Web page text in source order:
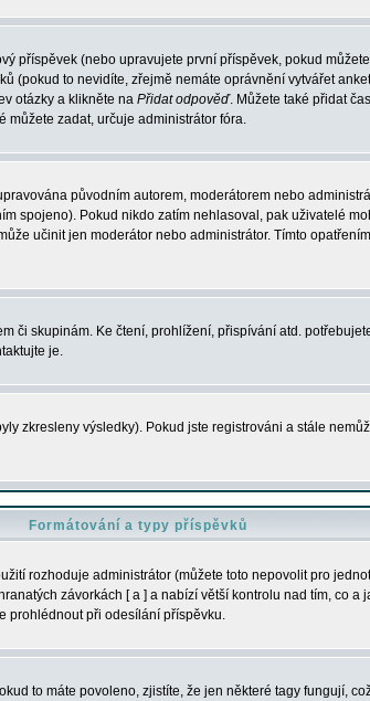
příspěvek (nebo upravujete první příspěvek, pokud
(pokud to nevidíte, zřejmě nemáte oprávnění vytvářet
otázky a klikněte na Přidat odpověď. Můžete také přidat
můžete zadat, určuje administrátor fóra.
původním autorem, moderátorem nebo
spojeno). Pokud nikdo zatím nehlasoval, pak uživatelé
učinit jen moderátor nebo administrátor. Tímto
či skupinám. Ke čtení, prohlížení, přispívání atd.
je.
zkresleny výsledky). Pokud jste registrováni a stále
Formátování a typy příspěvků
rozhoduje administrátor (můžete toto nepovolit pro
závorkách [ a ] a nabízí větší kontrolu nad tím, co a
prohlédnout při odesílání příspěvku.
to máte povoleno, zjistíte, že jen některé tagy fungují,